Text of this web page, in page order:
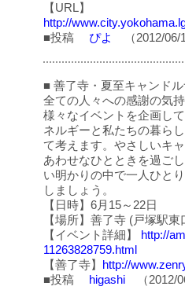
【URL】
http://
■投稿
ぴよ （2012/06/
■ 善了寺・夏至キャンド
全ての人々への感謝の気
様々なイベントを企画し
ネルギーと私たちの暮ら
て考えます。やさしいキ
あわせなひとときを過ご
い明かりの中で一人ひと
しましょう。
【日時】6月15～22日
【場所】善了寺 (戸塚駅
【イベント詳細】
http://
11263828759.html
【善了寺】
http://
■投稿
higashi （2012/